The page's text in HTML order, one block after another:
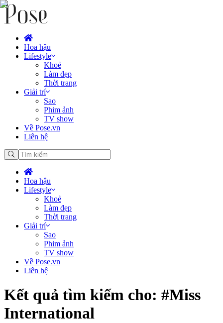
Hoa hậu
Lifestyle
Khoẻ
Làm đẹp
Thời trang
Giải trí
Sao
Phim ảnh
TV show
Về Pose.vn
Liên hệ
Hoa hậu
Lifestyle
Khoẻ
Làm đẹp
Thời trang
Giải trí
Sao
Phim ảnh
TV show
Về Pose.vn
Liên hệ
Kết quả tìm kiếm cho: #Miss
International